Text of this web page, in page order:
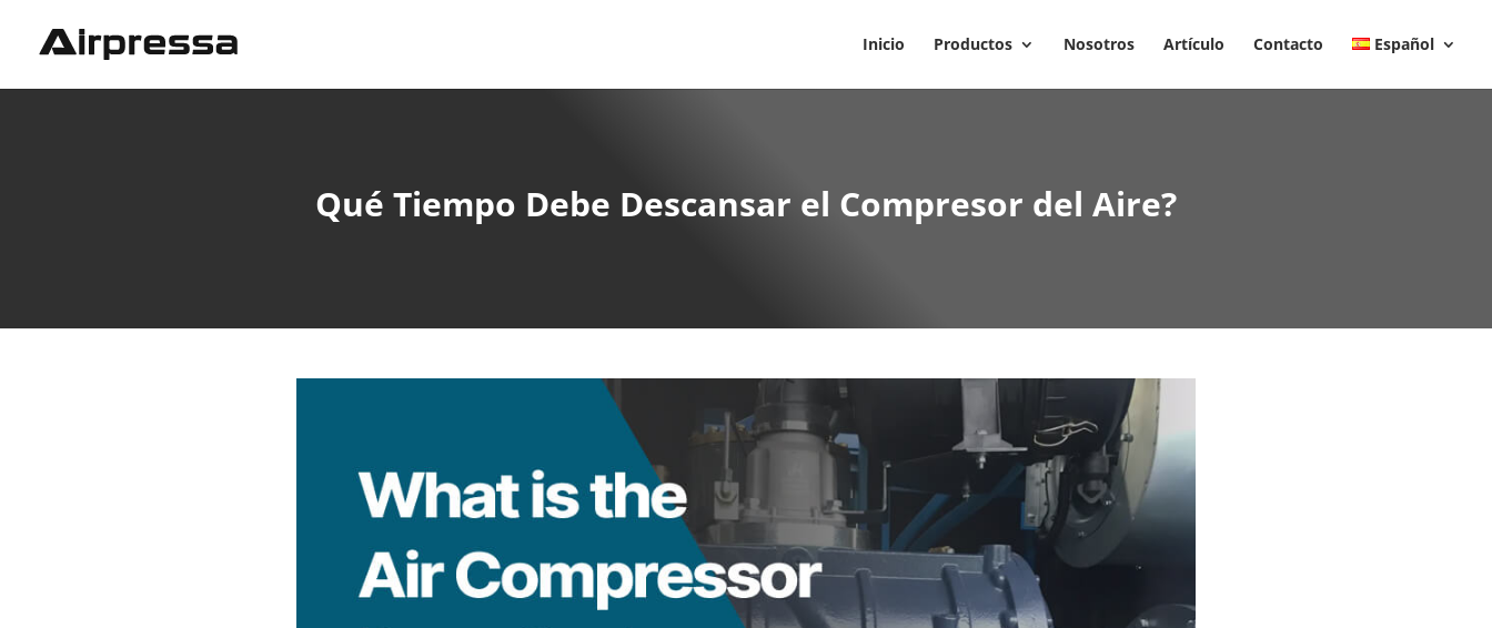
Inicio Productos Nosotros Artículo Contacto Español
Qué Tiempo Debe Descansar el Compresor del Aire?